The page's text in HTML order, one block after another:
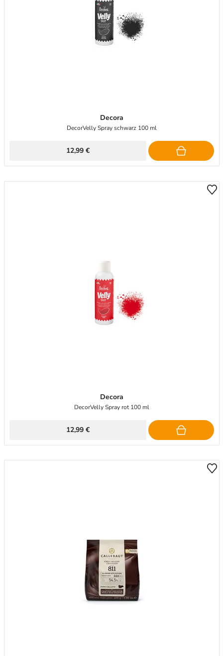
Decora
DecorVelly Spray schwarz 100 ml
12,99 €
Decora
DecorVelly Spray rot 100 ml
12,99 €